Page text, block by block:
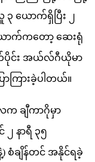
၃ ယောက်ရှိပြီး ၂
ောက်ကတော့ ဆေးရုံ
ပိုင်း အယ်လ်ဂီယိုမာ
ကြားခဲ့ပါတယ်။
ချီကာဂိုမှာ
၂ နာရီ ၃၅
) စံချိန်တင် အနိုင်ရခဲ့